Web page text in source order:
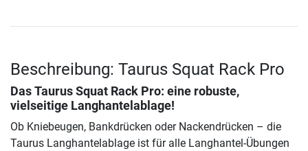
Beschreibung: Taurus Squat Rack Pro
Das Taurus Squat Rack Pro: eine robuste,
vielseitige Langhantelablage!
Ob Kniebeugen, Bankdrücken oder Nackendrücken – die
Taurus Langhantelablage ist für alle Langhantel-Übungen